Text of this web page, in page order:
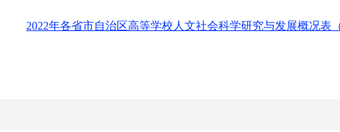
2022年各省市自治区高等学校人文社会科学研究与发展概况表